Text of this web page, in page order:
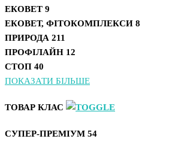
ЕКОВЕТ 9
ЕКОВЕТ, ФІТОКОМПЛЕКСИ 8
ПРИРОДА 211
ПРОФІЛАЙН 12
СТОП 40
ПОКАЗАТИ БІЛЬШЕ
ТОВАР КЛАС
СУПЕР-ПРЕМІУМ 54